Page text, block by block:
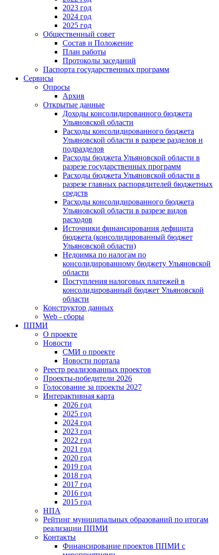
2023 год
2024 год
2025 год
Общественный совет
Состав и Положение
План работы
Протоколы заседаний
Паспорта государственных программ
Сервисы
Опросы
Архив
Открытые данные
Доходы консолидированного бюджета
Ульяновской области
Расходы консолидированного бюджета
Ульяновской области в разрезе разделов и
подразделов
Расходы бюджета Ульяновской области в
разрезе государственных программ
Расходы бюджета Ульяновской области в
разрезе главных распорядителей бюджетных
средств
Расходы консолидированного бюджета
Ульяновской области в разрезе видов
расходов
Источники финансирования дефицита
бюджета (консолидированный бюджет
Ульяновской области)
Недоимка по налогам по
консолидированному бюджету Ульяновской
области
Поступления налоговых платежей в
консолидированный бюджет Ульяновской
области
Конструктор данных
Web - сборы
ППМИ
О проекте
Новости
СМИ о проекте
Новости портала
Реестр реализованных проектов
Проекты-победители 2026
Голосование за проекты 2027
Интерактивная карта
2026 год
2025 год
2024 год
2023 год
2022 год
2021 год
2020 год
2019 год
2018 год
2017 год
2016 год
2015 год
НПА
Рейтинг муниципальных образований по итогам
реализации ППМИ
Контакты
Финансирование проектов ППМИ с